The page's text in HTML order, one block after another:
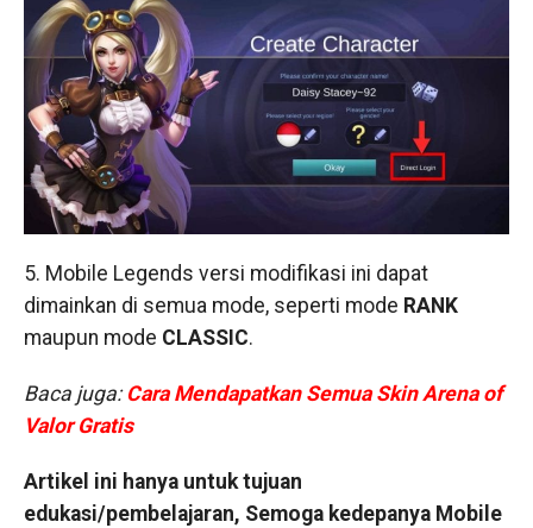
5. Mobile Legends versi modifikasi ini dapat
dimainkan di semua mode, seperti mode RANK
maupun mode CLASSIC.
Baca juga: Cara Mendapatkan Semua Skin Arena of
Valor Gratis
Artikel ini hanya untuk tujuan
edukasi/pembelajaran, Semoga kedepanya Mobile